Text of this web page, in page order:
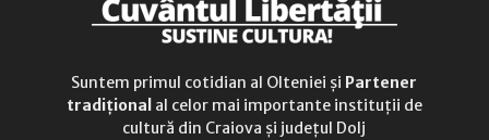
Suntem primul cotidian al Olteniei și Partener
tradițional al celor mai importante instituții de
cultură din Craiova și județul Dolj